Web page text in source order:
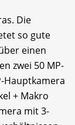
Die
so gute
einen
zwei 50 MP-
Hauptkamera
+ Makro
mit 3-